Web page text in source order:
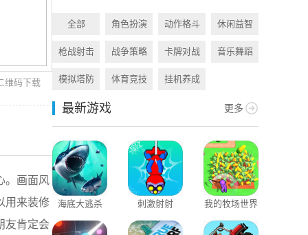
维码下载
。画面风
用来装修
友肯定会
全部 角色扮演 动作格斗 休闲益智
枪战射击 战争策略 卡牌对战 音乐舞蹈
模拟塔防 体育竞技 挂机养成
最新游戏 更多
海底大逃杀 刺激射射 我的牧场世界